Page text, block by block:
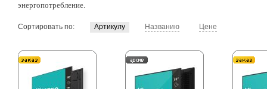
энергопотребление.
Сортировать по: Артикулу Названию Цене